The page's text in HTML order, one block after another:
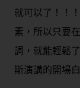
就可以了！！
素，所以只要
詞，就能輕鬆
斯演講的開場